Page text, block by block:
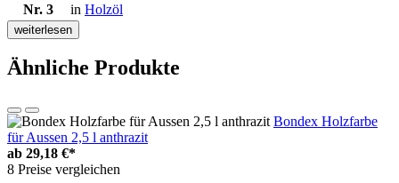
Nr. 3
in Holzöl
weiterlesen
Ähnliche Produkte
Bondex Holzfarbe
für Aussen 2,5 l anthrazit
ab 29,18 €*
8 Preise vergleichen